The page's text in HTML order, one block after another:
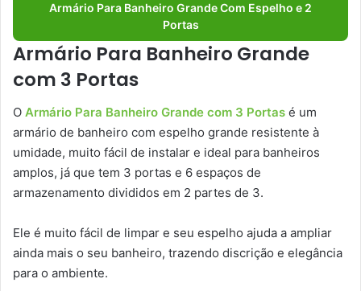
Armário Para Banheiro Grande Com Espelho e 2
Portas
Armário Para Banheiro Grande
com 3 Portas
O Armário Para Banheiro Grande com 3 Portas é um
armário de banheiro com espelho grande resistente à
umidade, muito fácil de instalar e ideal para banheiros
amplos, já que tem 3 portas e 6 espaços de
armazenamento divididos em 2 partes de 3.
Ele é muito fácil de limpar e seu espelho ajuda a ampliar
ainda mais o seu banheiro, trazendo discrição e elegância
para o ambiente.